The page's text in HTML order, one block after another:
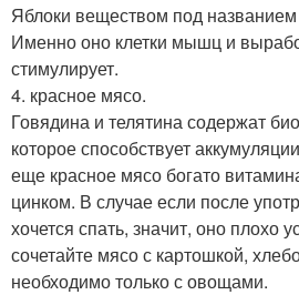
Яблоки веществом под названием
Именно оно клетки мышц и
стимулирует.
4. красное мясо.
Говядина и телятина содержат
которое способствует
еще красное мясо богато
цинком. В случае если после
хочется спать, значит, оно плохо
сочетайте мясо с картошкой,
необходимо только с овощами.